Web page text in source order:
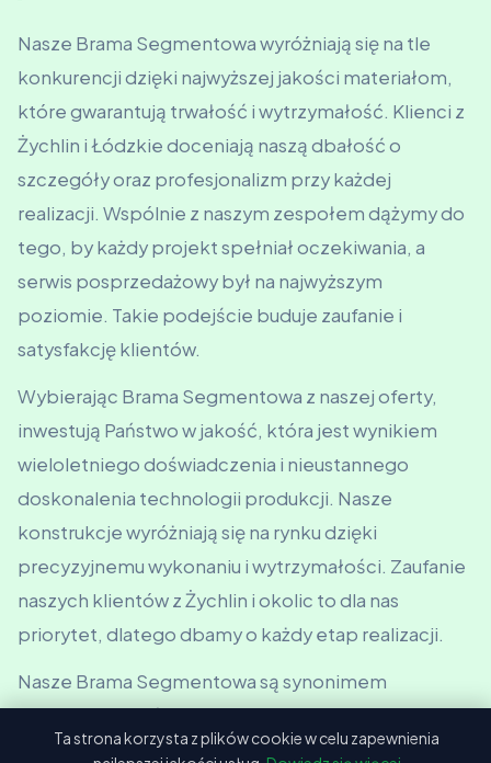
Nasze Brama Segmentowa wyróżniają się na tle
konkurencji dzięki najwyższej jakości materiałom,
które gwarantują trwałość i wytrzymałość. Klienci z
Żychlin i Łódzkie doceniają naszą dbałość o
szczegóły oraz profesjonalizm przy każdej
realizacji. Wspólnie z naszym zespołem dążymy do
tego, by każdy projekt spełniał oczekiwania, a
serwis posprzedażowy był na najwyższym
poziomie. Takie podejście buduje zaufanie i
satysfakcję klientów.
Wybierając Brama Segmentowa z naszej oferty,
inwestują Państwo w jakość, która jest wynikiem
wieloletniego doświadczenia i nieustannego
doskonalenia technologii produkcji. Nasze
konstrukcje wyróżniają się na rynku dzięki
precyzyjnemu wykonaniu i wytrzymałości. Zaufanie
naszych klientów z Żychlin i okolic to dla nas
priorytet, dlatego dbamy o każdy etap realizacji.
Nasze Brama Segmentowa są synonimem
najwyższej jakości, co doceniają klienci z całej
Polski. Dzięki nowoczesnym technologiom i
Ta strona korzysta z plików cookie w celu zapewnienia